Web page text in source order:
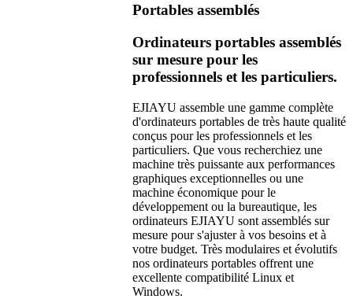
Portables assemblés
Ordinateurs portables assemblés
sur mesure pour les
professionnels et les particuliers.
EJIAYU assemble une gamme complète
d'ordinateurs portables de très haute qualité
conçus pour les professionnels et les
particuliers. Que vous recherchiez une
machine très puissante aux performances
graphiques exceptionnelles ou une
machine économique pour le
développement ou la bureautique, les
ordinateurs EJIAYU sont assemblés sur
mesure pour s'ajuster à vos besoins et à
votre budget. Très modulaires et évolutifs
nos ordinateurs portables offrent une
excellente compatibilité Linux et
Windows.